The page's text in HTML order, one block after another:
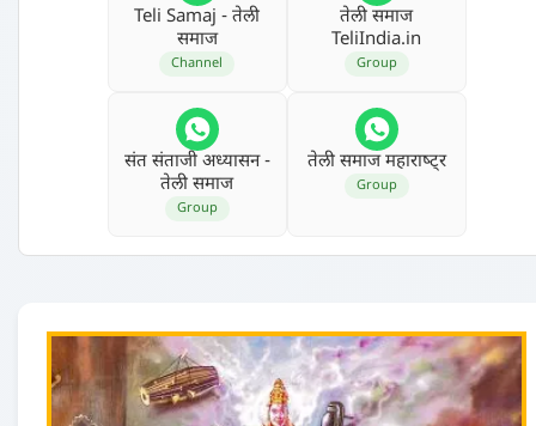
Teli Samaj - तेली
समाज
Channel
तेली समाज
TeliIndia.in
Group
संत संताजी अध्‍यासन -
तेली समाज
Group
तेली समाज महाराष्‍ट्र
Group